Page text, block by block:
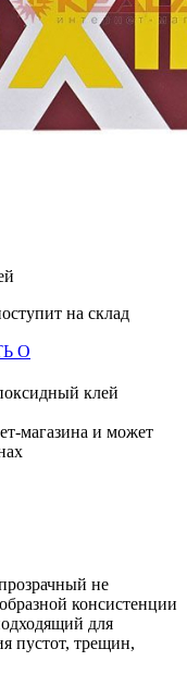
на склад
О
клей
магазина и может
не
консистенции
для
пустот, трещин,